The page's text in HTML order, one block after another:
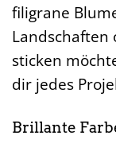
filigrane
Landschaften
sticken
dir jedes
Brillante